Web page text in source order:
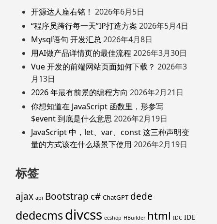
开源达人座右铭！ 2026年6月5日
“程序员跨行每一天”IP打造方案 2026年5月4日
Mysql语句 开发汇总 2026年4月8日
用AI做产品详情页的最佳流程 2026年3月30日
Vue 开发的前端网站页面如何下载？ 2026年3
月13日
2026 年最有前景的编程方向 2026年2月21日
你想知道在 JavaScript 函数里，形参写
$event 到底是什么意思 2026年2月19日
JavaScript 中，let、var、const 这三种声明变
量的方式该在什么场景下使用 2026年2月19日
标签
ajax api Bootstrap c# ChatGPT dede
dedecmsdivcss ecshop HBuilder html IDC IDE